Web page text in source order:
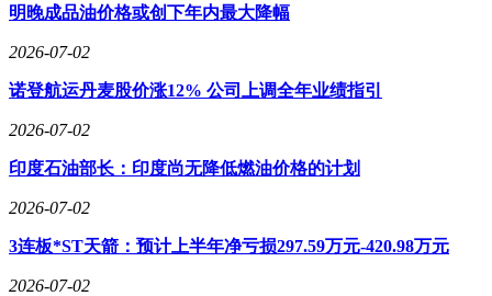
明晚成品油价格或创下年内最大降幅
2026-07-02
诺登航运丹麦股价涨12% 公司上调全年业绩指引
2026-07-02
印度石油部长：印度尚无降低燃油价格的计划
2026-07-02
3连板*ST天箭：预计上半年净亏损297.59万元-420.98万元
2026-07-02